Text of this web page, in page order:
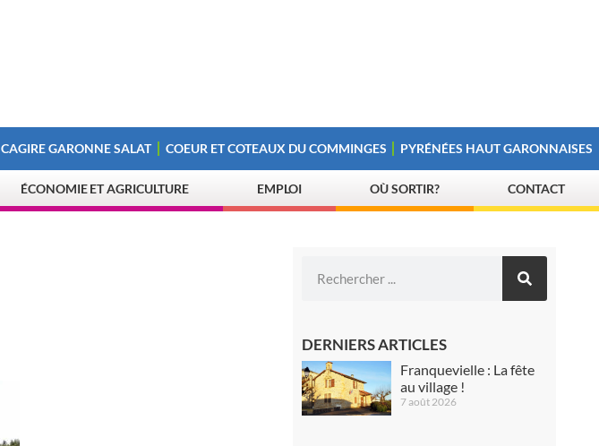
CAGIRE GARONNE SALAT COEUR ET COTEAUX DU COMMINGES PYRÉNÉES HAUT GARONNAISES
ÉCONOMIE ET AGRICULTURE EMPLOI OÙ SORTIR? CONTACT
DERNIERS ARTICLES
Franquevielle : La fête
au village !
7 août 2026